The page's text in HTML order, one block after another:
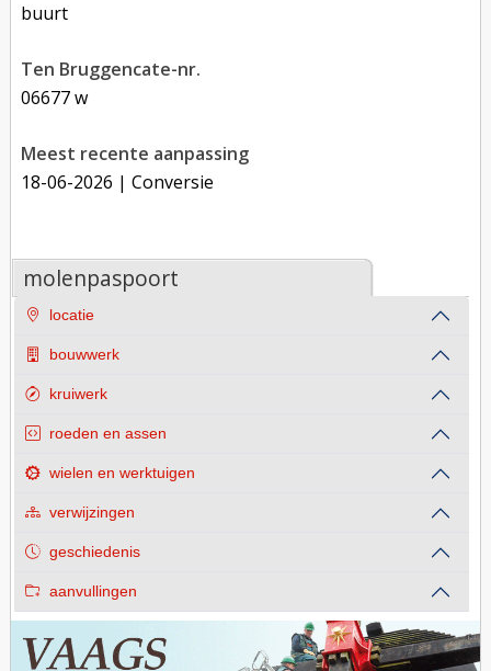
buurt
Ten Bruggencate-nr.
06677 w
Meest recente aanpassing
18-06-2026 | Conversie
molenpaspoort
locatie
bouwwerk
kruiwerk
roeden en assen
wielen en werktuigen
verwijzingen
geschiedenis
aanvullingen